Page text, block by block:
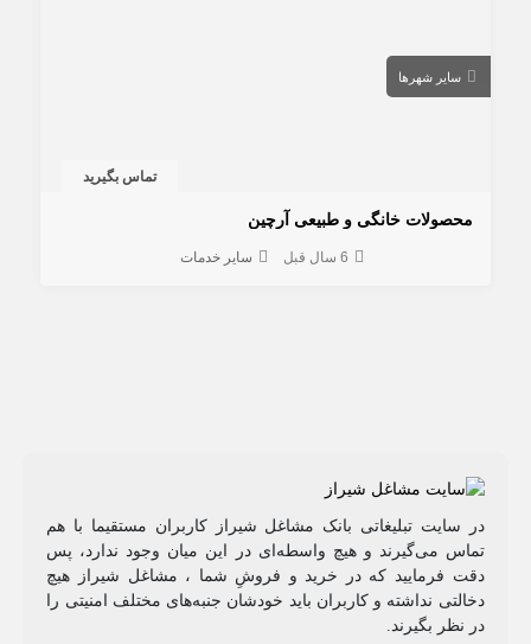
سایر شهرها
تماس بگیرید
محصولات خانگی و طبیعی آرچین
6 سال قبل سایر خدمات
در سایت تبلیغاتی بانک مشاغل شیراز کاربران مستقیما با هم
تماس می‌گیرند و هیچ واسطه‌ای در این میان وجود ندارد، پس
دقت فرمایید که در خرید و فروشِ شما ، مشاغل شیراز هیچ
دخالتی نداشته و کاربران باید خودشان جنبه‌های مختلف امنیتی را
در نظر بگیرند.